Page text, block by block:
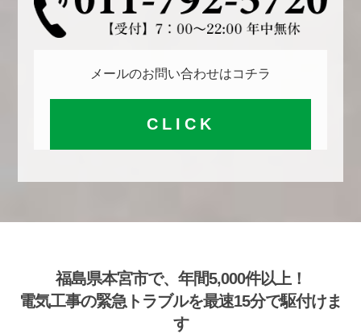
メールのお問い合わせはコチラ
CLICK
福島県本宮市で、年間5,000件以上！
電気工事の緊急トラブルを最速15分で駆付けま
す